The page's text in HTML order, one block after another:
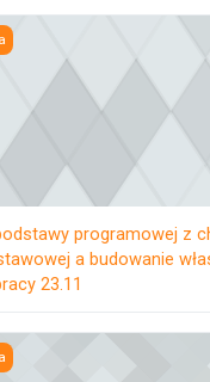
programowej z
programowej z
a budowanie
23.11
w pigułce